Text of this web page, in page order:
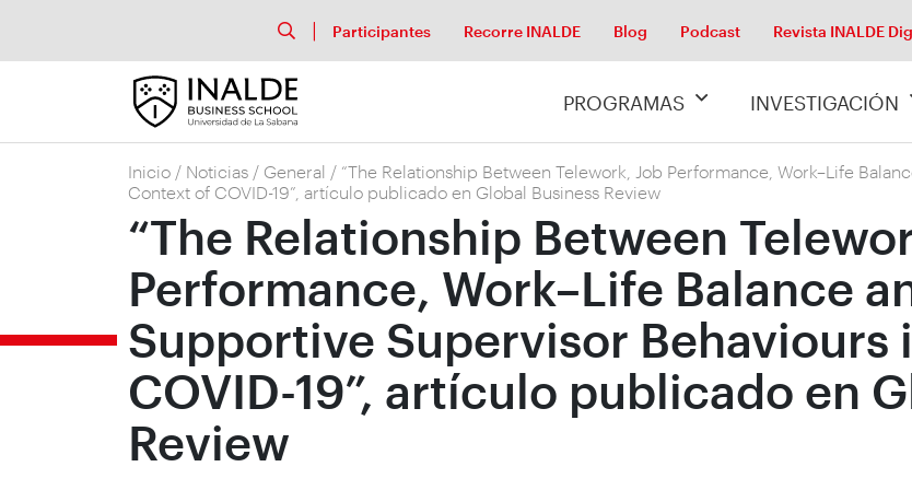
Participantes Recorre INALDE Blog Podcast Revista INALDE
PROGRAMAS INVESTIGACIÓN
Inicio / Noticias / General / “The Relationship Between Telework, Job Performance, Work–Life
Context of COVID-19”, artículo publicado en Global Business Review
“The Relationship Between
Performance, Work–Life Balance
Supportive Supervisor Behaviours
COVID-19”, artículo publicado en
Review